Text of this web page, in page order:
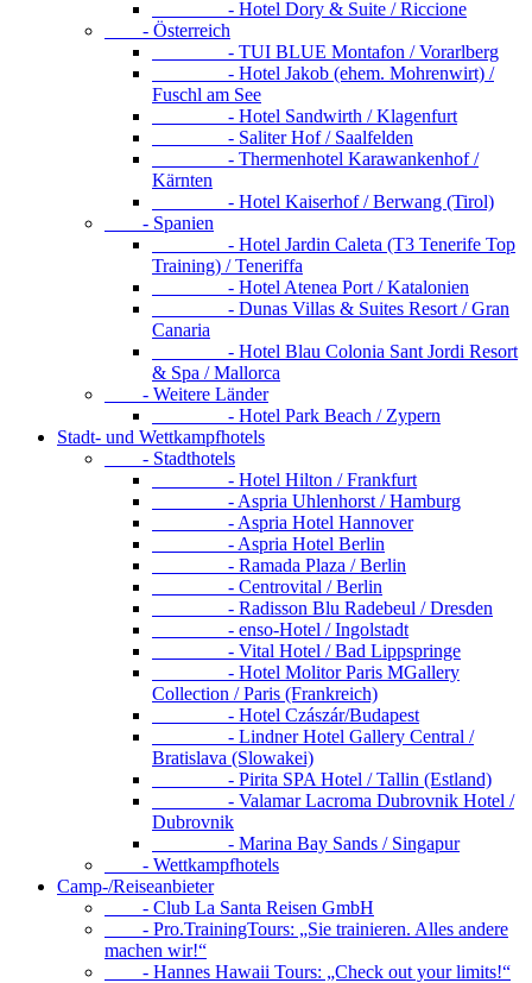
- Hotel Dory & Suite / Riccione
- Österreich
- TUI BLUE Montafon / Vorarlberg
- Hotel Jakob (ehem. Mohrenwirt) /
Fuschl am See
- Hotel Sandwirth / Klagenfurt
- Saliter Hof / Saalfelden
- Thermenhotel Karawankenhof /
Kärnten
- Hotel Kaiserhof / Berwang (Tirol)
- Spanien
- Hotel Jardin Caleta (T3 Tenerife Top
Training) / Teneriffa
- Hotel Atenea Port / Katalonien
- Dunas Villas & Suites Resort / Gran
Canaria
- Hotel Blau Colonia Sant Jordi Resort
& Spa / Mallorca
- Weitere Länder
- Hotel Park Beach / Zypern
Stadt- und Wettkampfhotels
- Stadthotels
- Hotel Hilton / Frankfurt
- Aspria Uhlenhorst / Hamburg
- Aspria Hotel Hannover
- Aspria Hotel Berlin
- Ramada Plaza / Berlin
- Centrovital / Berlin
- Radisson Blu Radebeul / Dresden
- enso-Hotel / Ingolstadt
- Vital Hotel / Bad Lippspringe
- Hotel Molitor Paris MGallery
Collection / Paris (Frankreich)
- Hotel Czászár/Budapest
- Lindner Hotel Gallery Central /
Bratislava (Slowakei)
- Pirita SPA Hotel / Tallin (Estland)
- Valamar Lacroma Dubrovnik Hotel /
Dubrovnik
- Marina Bay Sands / Singapur
- Wettkampfhotels
Camp-/Reiseanbieter
- Club La Santa Reisen GmbH
- Pro.TrainingTours: „Sie trainieren. Alles andere
machen wir!“
- Hannes Hawaii Tours: „Check out your limits!“